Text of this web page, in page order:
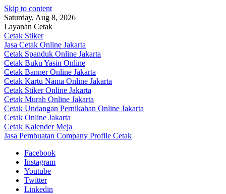
Skip to content
Saturday, Aug 8, 2026
Layanan Cetak
Cetak Stiker
Jasa Cetak Online Jakarta
Cetak Spanduk Online Jakarta
Cetak Buku Yasin Online
Cetak Banner Online Jakarta
Cetak Kartu Nama Online Jakarta
Cetak Stiker Online Jakarta
Cetak Murah Online Jakarta
Cetak Undangan Pernikahan Online Jakarta
Cetak Online Jakarta
Cetak Kalender Meja
Jasa Pembuatan Company Profile Cetak
Facebook
Instagram
Youtube
Twitter
Linkedin